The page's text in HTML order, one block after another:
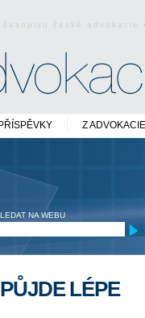
české
Z ADVOKACIE
NA WEBU
LÉPE